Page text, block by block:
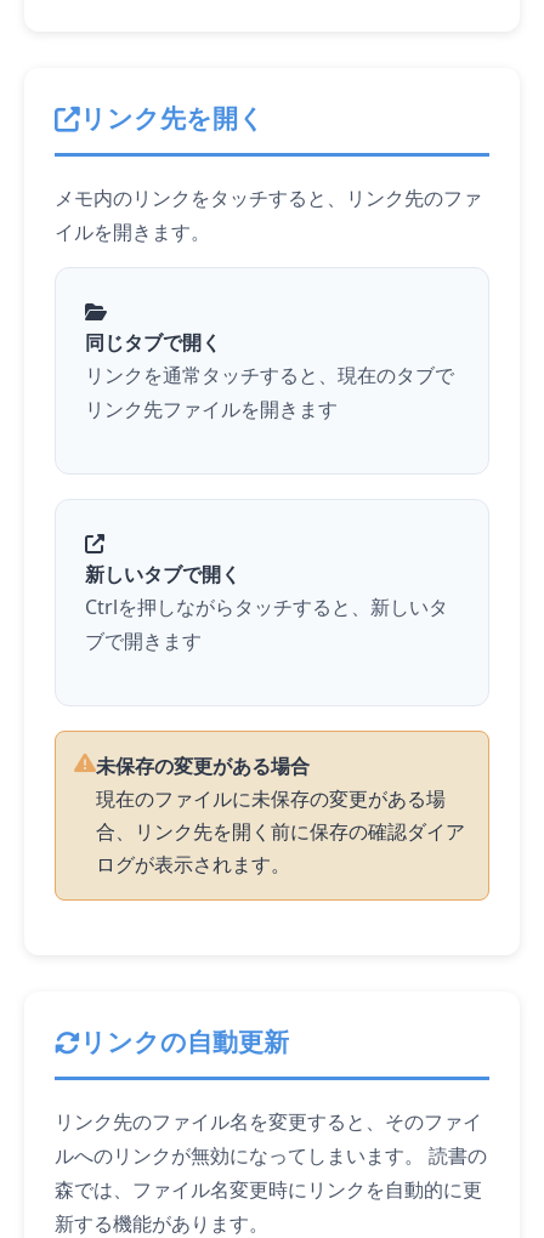
リンク先を開く
メモ内のリンクをタッチすると、リンク先のファ
イルを開きます。
同じタブで開く
リンクを通常タッチすると、現在のタブで
リンク先ファイルを開きます
新しいタブで開く
Ctrlを押しながらタッチすると、新しいタ
ブで開きます
未保存の変更がある場合
現在のファイルに未保存の変更がある場
合、リンク先を開く前に保存の確認ダイア
ログが表示されます。
リンクの自動更新
リンク先のファイル名を変更すると、そのファイ
ルへのリンクが無効になってしまいます。 読書の
森では、ファイル名変更時にリンクを自動的に更
新する機能があります。